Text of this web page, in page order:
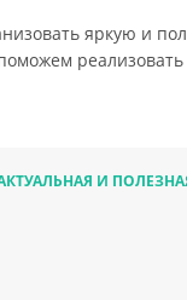
яркую и
И